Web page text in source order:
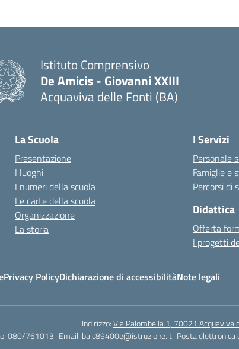
Istituto Comprensivo
De Amicis - Giovanni XXIII
Acquaviva delle Fonti (BA)
La Scuola
Presentazione
I luoghi
I numeri della scuola
Le carte della scuola
Organizzazione
La storia
I Servizi
Personale
Famiglie e
Percorsi di
Didattica
Offerta
I progetti
Privacy PolicyDichiarazione di accessibilitàNote legali
Indirizzo:Via Palombella 1, 70021 Acquaviva
080/761013 Email: baic89400e@istruzione.it Posta elettronica